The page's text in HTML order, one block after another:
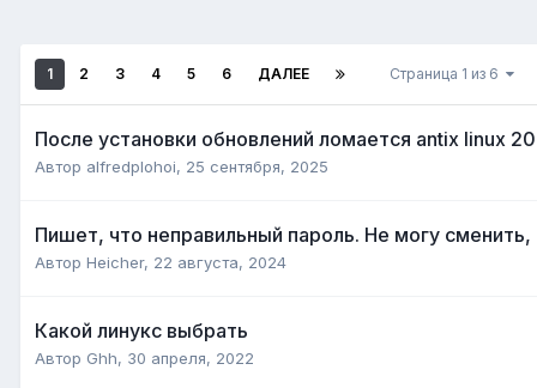
1 2 3 4 5 6 ДАЛЕЕ Страница 1 из 6
После установки обновлений ломается antix linux
Автор alfredplohoi, 25 сентября, 2025
Пишет, что неправильный пароль. Не могу сменить,
Автор Heicher, 22 августа, 2024
Какой линукс выбрать
Автор Ghh, 30 апреля, 2022